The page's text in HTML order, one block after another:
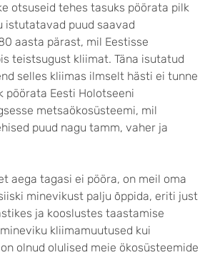
otsuseid tehes tasuks pöörata pilk
istutatavad puud saavad
aasta pärast, mil Eestisse
teistsugust kliimat. Täna isutatud
selles kliimas ilmselt hästi ei tunne
pöörata Eesti Holotseeni
metsaökosüsteemi, mil
puud nagu tamm, vaher ja
aega tagasi ei pööra, on meil oma
minevikust palju õppida, eriti just
ja kooslustes taastamise
kliimamuutused kui
olnud olulised meie ökosüsteemide